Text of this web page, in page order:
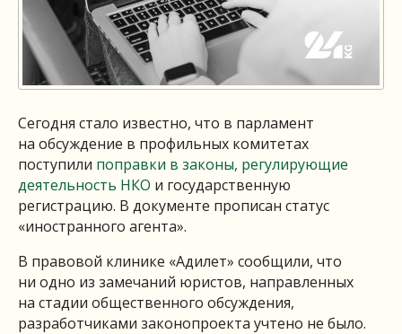
Сегодня стало известно, что в парламент
на обсуждение в профильных комитетах
поступили поправки в законы, регулирующие
деятельность НКО и государственную
регистрацию. В документе прописан статус
«иностранного агента».
В правовой клинике «Адилет» сообщили, что
ни одно из замечаний юристов, направленных
на стадии общественного обсуждения,
разработчиками законопроекта учтено не было.